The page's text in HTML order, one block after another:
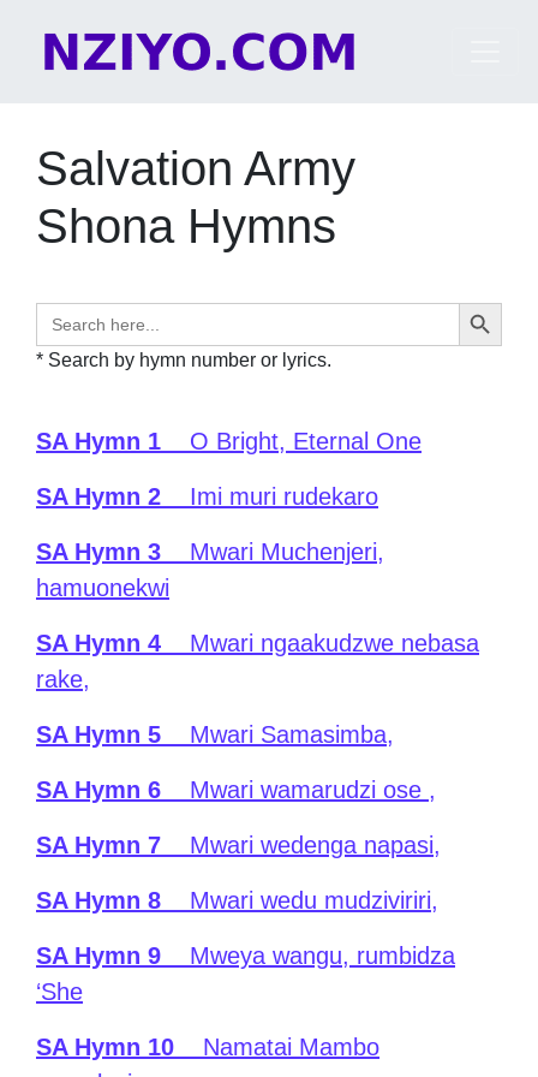
Main Navigation
Salvation Army
Shona Hymns
Search
for:
Search Button
* Search by hymn number or lyrics.
SA Hymn 1 O Bright, Eternal One
SA Hymn 2 Imi muri rudekaro
SA Hymn 3 Mwari Muchenjeri,
hamuonekwi
SA Hymn 4 Mwari ngaakudzwe nebasa
rake,
SA Hymn 5 Mwari Samasimba,
SA Hymn 6 Mwari wamarudzi ose ,
SA Hymn 7 Mwari wedenga napasi,
SA Hymn 8 Mwari wedu mudziviriri,
SA Hymn 9 Mweya wangu, rumbidza
‘She
SA Hymn 10 Namatai Mambo